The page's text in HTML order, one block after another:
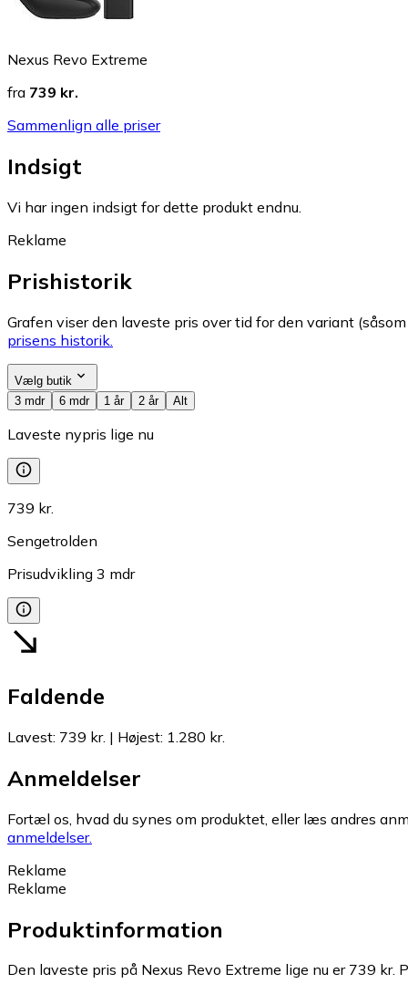
Nexus Revo Extreme
fra 739 kr.
Sammenlign alle priser
Indsigt
Vi har ingen indsigt for dette produkt endnu.
Reklame
Prishistorik
Grafen viser den laveste pris over tid for den variant
prisens historik.
Vælg butik
3 mdr
6 mdr 1 år 2 år Alt
Laveste nypris lige nu
739 kr.
Sengetrolden
Prisudvikling 3 mdr
Faldende
Lavest: 739 kr. | Højest: 1.280 kr.
Anmeldelser
Fortæl os, hvad du synes om produktet, eller læs andres
anmeldelser.
Reklame
Reklame
Produktinformation
Den laveste pris på Nexus Revo Extreme lige nu er 739 kr.